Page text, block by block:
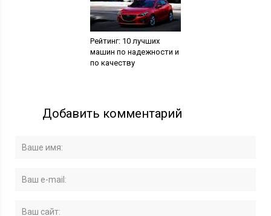
Рейтинг: 10 лучших
машин по надежности и
по качеству
Добавить комментарий